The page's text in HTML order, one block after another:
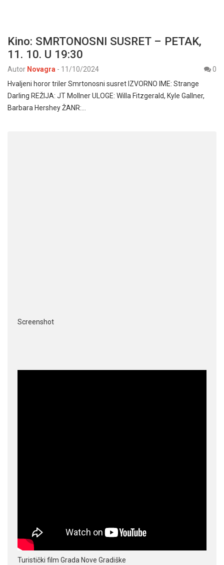
Kino: SMRTONOSNI SUSRET – PETAK,
11. 10. U 19:30
Autor Novagra - 11/10/2024
0
Hvaljeni horor triler Smrtonosni susret IZVORNO IME: Strange
Darling REŽIJA: JT Mollner ULOGE: Willa Fitzgerald, Kyle Gallner,
Barbara Hershey ŽANR:…
Screenshot
Turistički film Grada Nove Gradiške